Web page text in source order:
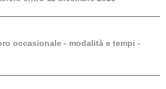
occasionale - modalità e tempi -